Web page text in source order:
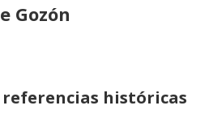
Gozón
históricas